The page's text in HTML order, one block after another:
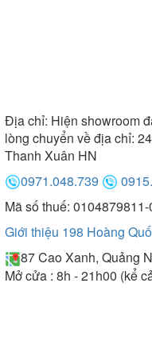
lắp đặt trong không
Địa chỉ: Hiện showroom
lòng chuyển về địa chỉ:
Thanh Xuân HN
0971.048.739
Mã số thuế:
Giới thiệu 198 Hoàng
87 Cao Xanh, Quảng
Mở cửa : 8h - 21h00 (kể